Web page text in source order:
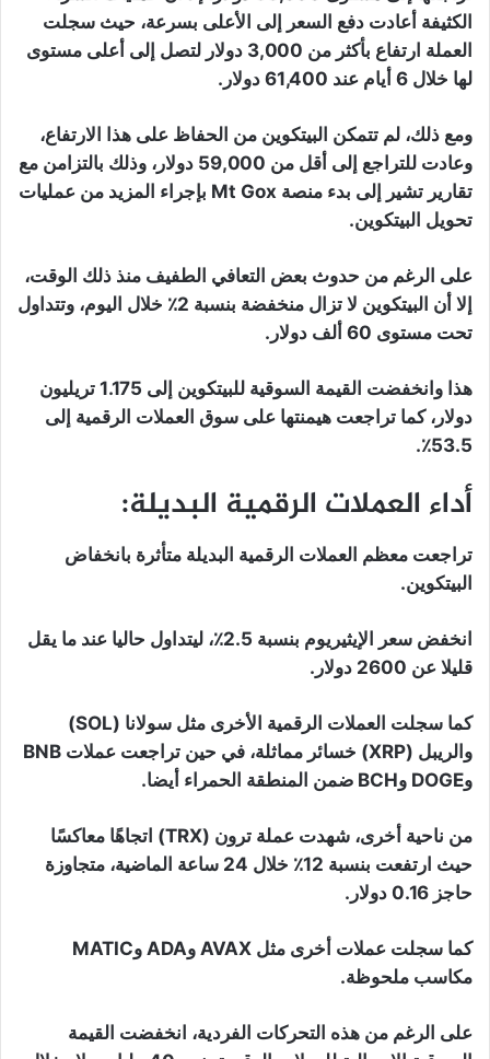
الكثيفة أعادت دفع السعر إلى الأعلى بسرعة، حيث سجلت
العملة ارتفاع بأكثر من 3,000 دولار لتصل إلى أعلى مستوى
لها خلال 6 أيام عند 61,400 دولار.
ومع ذلك، لم تتمكن البيتكوين من الحفاظ على هذا الارتفاع،
وعادت للتراجع إلى أقل من 59,000 دولار، وذلك بالتزامن مع
تقارير تشير إلى بدء منصة Mt Gox بإجراء المزيد من عمليات
تحويل البيتكوين.
على الرغم من حدوث بعض التعافي الطفيف منذ ذلك الوقت،
إلا أن البيتكوين لا تزال منخفضة بنسبة 2٪ خلال اليوم، وتتداول
تحت مستوى 60 ألف دولار.
هذا وانخفضت القيمة السوقية للبيتكوين إلى 1.175 تريليون
دولار، كما تراجعت هيمنتها على سوق العملات الرقمية إلى
53.5٪.
أداء العملات الرقمية البديلة:
تراجعت معظم العملات الرقمية البديلة متأثرة بانخفاض
البيتكوين.
انخفض سعر الإيثيريوم بنسبة 2.5٪، ليتداول حاليا عند ما يقل
قليلا عن 2600 دولار.
كما سجلت العملات الرقمية الأخرى مثل سولانا (SOL)
والريبل (XRP) خسائر مماثلة، في حين تراجعت عملات BNB
وDOGE وBCH ضمن المنطقة الحمراء أيضا.
من ناحية أخرى، شهدت عملة ترون (TRX) اتجاهًا معاكسًا
حيث ارتفعت بنسبة 12٪ خلال 24 ساعة الماضية، متجاوزة
حاجز 0.16 دولار.
كما سجلت عملات أخرى مثل AVAX وADA وMATIC
مكاسب ملحوظة.
على الرغم من هذه التحركات الفردية، انخفضت القيمة